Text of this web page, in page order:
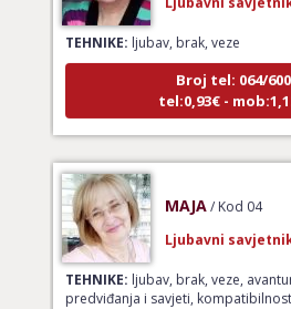
TEHNIKE: ljubav, brak, veze
Broj tel: 064/600-
tel:0,93€ -
Ljubavni
TEHNIKE:ljubav, brak, veze,
predviđanja i savjeti,
budućnost